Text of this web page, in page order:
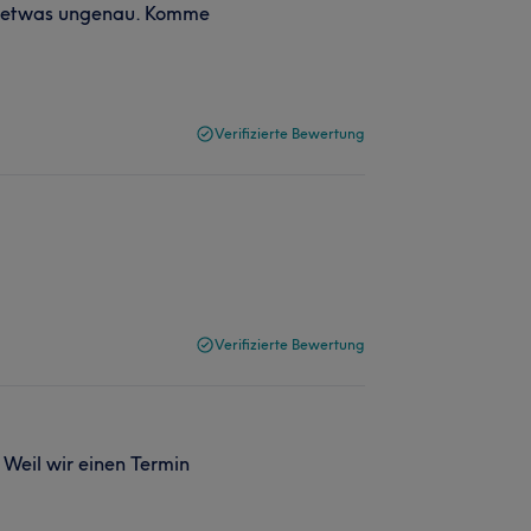
ungenau. Komme
Verifizierte Bewertung
Verifizierte Bewertung
wir einen Termin